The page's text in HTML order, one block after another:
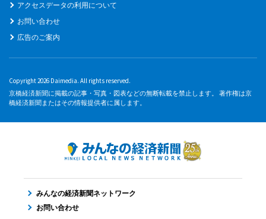
アクセスデータの利用について
お問い合わせ
広告のご案内
Copyright 2026 Daimedia. All rights reserved.
京橋経済新聞に掲載の記事・写真・図表などの無断転載を禁止します。 著作権は京
橋経済新聞またはその情報提供者に属します。
みんなの経済新聞ネットワーク
お問い合わせ